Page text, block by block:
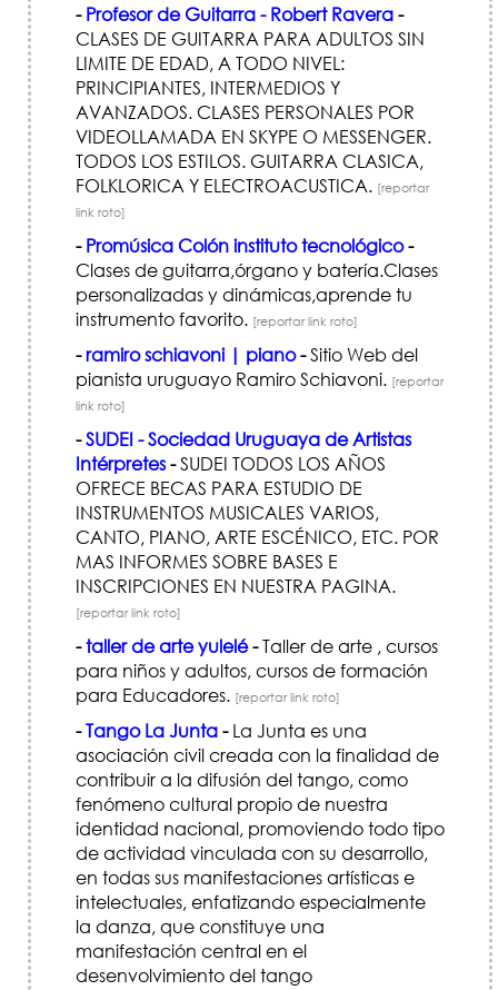
- Profesor de Guitarra - Robert Ravera-
CLASES DE GUITARRA PARA ADULTOS SIN
LIMITE DE EDAD, A TODO NIVEL:
PRINCIPIANTES, INTERMEDIOS Y
AVANZADOS. CLASES PERSONALES POR
VIDEOLLAMADA EN SKYPE O MESSENGER.
TODOS LOS ESTILOS. GUITARRA CLASICA,
FOLKLORICA Y ELECTROACUSTICA. [reportar
link roto]
- Promúsica Colón instituto tecnológico-
Clases de guitarra,órgano y batería.Clases
personalizadas y dinámicas,aprende tu
instrumento favorito. [reportar link roto]
-ramiro schiavoni | piano-Sitio Web del
pianista uruguayo Ramiro Schiavoni. [reportar
link roto]
-SUDEI - Sociedad Uruguaya de Artistas
Intérpretes-SUDEI TODOS LOS AÑOS
OFRECE BECAS PARA ESTUDIO DE
INSTRUMENTOS MUSICALES VARIOS,
CANTO, PIANO, ARTE ESCÉNICO, ETC. POR
MAS INFORMES SOBRE BASES E
INSCRIPCIONES EN NUESTRA PAGINA.
[reportar link roto]
-taller de arte yulelé-Taller de arte , cursos
para niños y adultos, cursos de formación
para Educadores. [reportar link roto]
-Tango La Junta-La Junta es una
asociación civil creada con la finalidad de
contribuir a la difusión del tango, como
fenómeno cultural propio de nuestra
identidad nacional, promoviendo todo tipo
de actividad vinculada con su desarrollo,
en todas sus manifestaciones artísticas e
intelectuales, enfatizando especialmente
la danza, que constituye una
manifestación central en el
desenvolvimiento del tango